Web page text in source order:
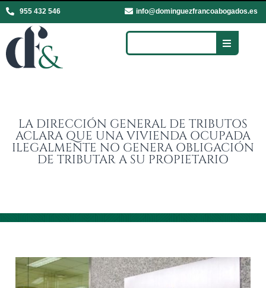
955 432 546 info@dominguezfrancoabogados.es
LA DIRECCIÓN GENERAL DE TRIBUTOS
ACLARA QUE UNA VIVIENDA OCUPADA
ILEGALMENTE NO GENERA OBLIGACIÓN
DE TRIBUTAR A SU PROPIETARIO